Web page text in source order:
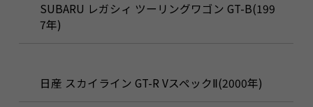
SUBARU レガシィ ツーリングワゴン GT-B(199
7年)
日産 スカイライン GT-R VスペックⅡ(2000年)